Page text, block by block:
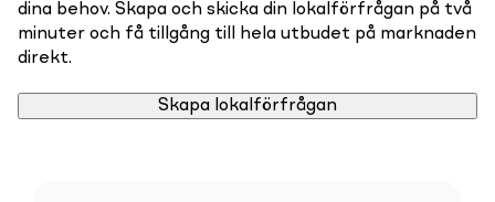
dina behov. Skapa och skicka din lokalförfrågan på två
minuter och få tillgång till hela utbudet på marknaden
direkt.
Skapa lokalförfrågan